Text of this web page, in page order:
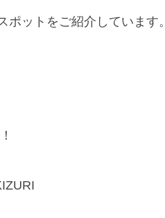
ットをご紹介しています。